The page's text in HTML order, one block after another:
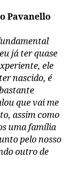
Pavanello
já ter quase
ele
nascido, é
que vai me
assim como
uma família
pelo nosso
outro de